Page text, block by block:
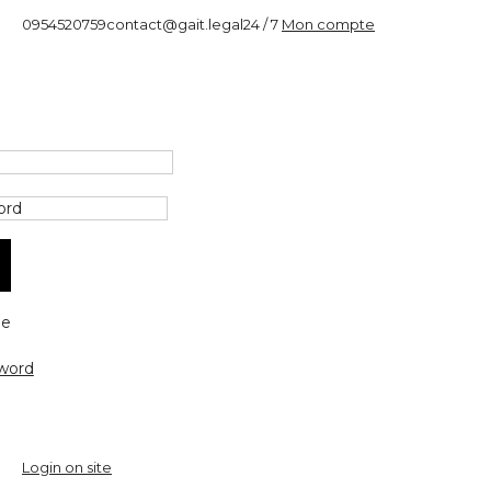
0954520759contact@gait.legal24 / 7 Mon compte
Login on site